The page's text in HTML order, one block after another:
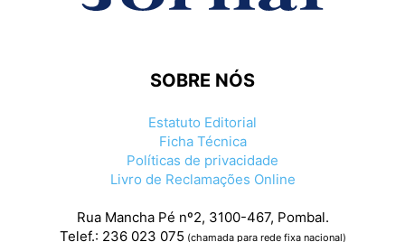
SOBRE NÓS
Estatuto Editorial
Ficha Técnica
Políticas de privacidade
Livro de Reclamações Online
Rua Mancha Pé nº2, 3100-467, Pombal.
Telef.: 236 023 075 (chamada para rede fixa nacional)